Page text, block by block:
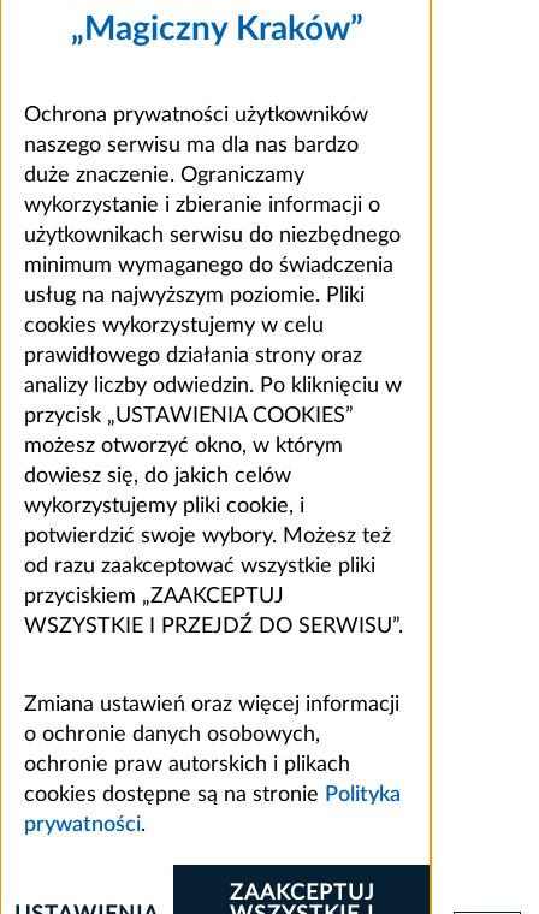
„Magiczny Kraków”
Ochrona prywatności użytkowników
naszego serwisu ma dla nas bardzo
duże znaczenie. Ograniczamy
wykorzystanie i zbieranie informacji o
użytkownikach serwisu do niezbędnego
minimum wymaganego do świadczenia
usług na najwyższym poziomie. Pliki
cookies wykorzystujemy w celu
prawidłowego działania strony oraz
analizy liczby odwiedzin. Po kliknięciu w
przycisk „USTAWIENIA COOKIES”
możesz otworzyć okno, w którym
dowiesz się, do jakich celów
wykorzystujemy pliki cookie, i
potwierdzić swoje wybory. Możesz też
od razu zaakceptować wszystkie pliki
przyciskiem „ZAAKCEPTUJ
WSZYSTKIE I PRZEJDŹ DO SERWISU”.
Zmiana ustawień oraz więcej informacji
o ochronie danych osobowych,
ochronie praw autorskich i plikach
cookies dostępne są na stronie Polityka
prywatności.
ZAAKCEPTUJ